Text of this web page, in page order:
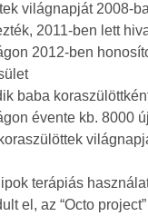
világnapját 2008-
2011-ben lett
2012-ben
baba
évente kb. 8000
terápiás
el, az “Octo